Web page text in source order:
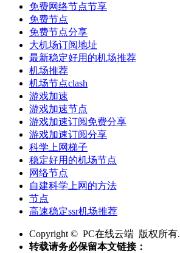
免费网络节点节享
免费节点
免费节点分享
大机场订阅地址
最新稳定好用的机场推荐
机场推荐
机场节点clash
游戏加速
游戏加速节点
游戏加速订阅免费分享
游戏加速订阅分享
科学上网梯子
稳定好用的机场节点
网络节点
自建科学上网的方法
节点
高速稳定ssr机场推荐
Copyright © PC在线云端 版权所有.
转载请务必保留本文链接：